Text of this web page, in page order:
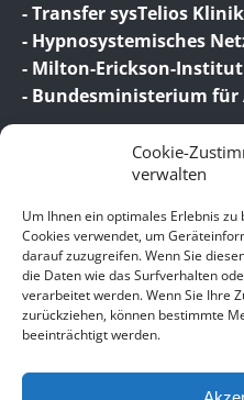
Cookie-
verwalten
Um Ihnen ein optimales Erlebnis
Cookies verwendet, um
darauf zuzugreifen. Wenn Sie
die Daten wie das Surfverhalten
verarbeitet werden. Wenn Sie Ihre
zurückziehen, können bestimmte
beeinträchtigt werden.
- Transfer sysTelios Klinik
- Hypnosystemisches
- Milton-Erickson-
- Bundesministerium für
© 2026 Birgit Wagner –
Supervision
Datenschutz